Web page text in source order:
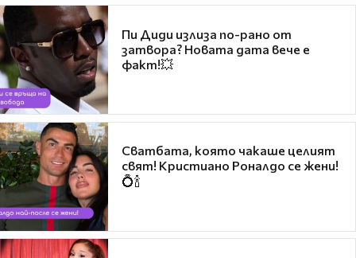
Пи Диди излиза по-рано от
затвора? Новата дата вече е
факт!💥
Сватбата, която чакаше целият
свят! Кристиано Роналдо се жени!
💍🍾